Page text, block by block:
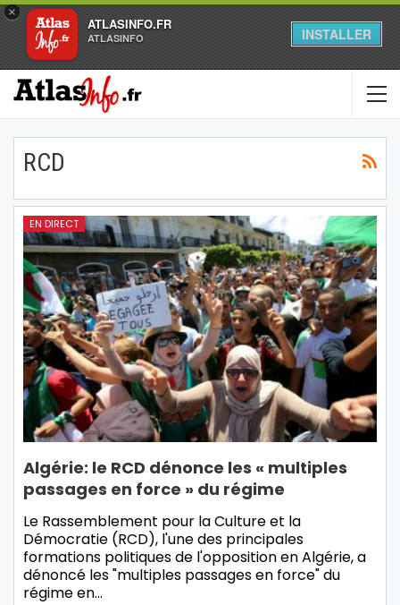
×
ATLASINFO.FR
ATLASINFO INSTALLER
RCD
EN DIRECT
Algérie: le RCD dénonce les « multiples
passages en force » du régime
Le Rassemblement pour la Culture et la
Démocratie (RCD), l'une des principales
formations politiques de l'opposition en Algérie, a
dénoncé les "multiples passages en force" du
régime en…